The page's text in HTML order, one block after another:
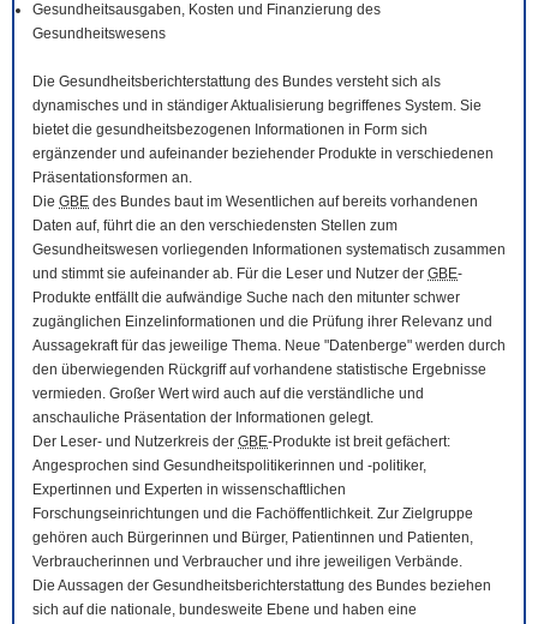
Gesundheitsausgaben, Kosten und Finanzierung des
Gesundheitswesens
Die Gesundheitsberichterstattung des Bundes versteht sich als
dynamisches und in ständiger Aktualisierung begriffenes System. Sie
bietet die gesundheitsbezogenen Informationen in Form sich
ergänzender und aufeinander beziehender Produkte in verschiedenen
Präsentationsformen an.
Die GBE des Bundes baut im Wesentlichen auf bereits vorhandenen
Daten auf, führt die an den verschiedensten Stellen zum
Gesundheitswesen vorliegenden Informationen systematisch zusammen
und stimmt sie aufeinander ab. Für die Leser und Nutzer der GBE-
Produkte entfällt die aufwändige Suche nach den mitunter schwer
zugänglichen Einzelinformationen und die Prüfung ihrer Relevanz und
Aussagekraft für das jeweilige Thema. Neue "Datenberge" werden durch
den überwiegenden Rückgriff auf vorhandene statistische Ergebnisse
vermieden. Großer Wert wird auch auf die verständliche und
anschauliche Präsentation der Informationen gelegt.
Der Leser- und Nutzerkreis der GBE-Produkte ist breit gefächert:
Angesprochen sind Gesundheitspolitikerinnen und -politiker,
Expertinnen und Experten in wissenschaftlichen
Forschungseinrichtungen und die Fachöffentlichkeit. Zur Zielgruppe
gehören auch Bürgerinnen und Bürger, Patientinnen und Patienten,
Verbraucherinnen und Verbraucher und ihre jeweiligen Verbände.
Die Aussagen der Gesundheitsberichterstattung des Bundes beziehen
sich auf die nationale, bundesweite Ebene und haben eine